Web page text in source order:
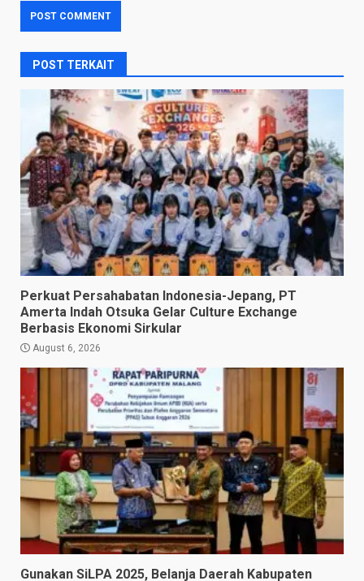
POST TERKAIT
Perkuat Persahabatan Indonesia-Jepang, PT
Amerta Indah Otsuka Gelar Culture Exchange
Berbasis Ekonomi Sirkular
August 6, 2026
Gunakan SiLPA 2025, Belanja Daerah Kabupaten